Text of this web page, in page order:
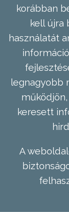
korábban
kell újra
használatát
legnagyobb
keresett
A